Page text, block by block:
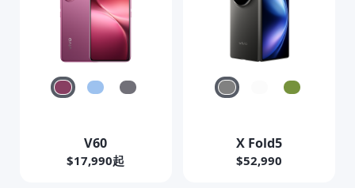
V60
$17,990起
X Fold5
$52,990